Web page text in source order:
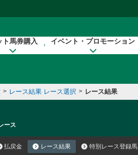
ト馬券購入 イベント・プロモーション
> レース結果 レース選択 > レース結果
ース
払戻金 レース結果 特別レース登録馬